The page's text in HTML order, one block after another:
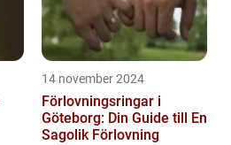
14 november 2024
Förlovningsringar i
Göteborg: Din Guide till En
Sagolik Förlovning